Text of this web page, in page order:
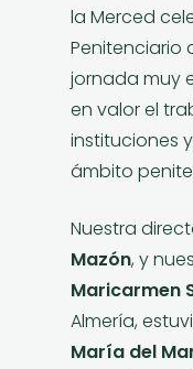
la Merced
Penitenciario
jornada muy
en valor el
instituciones
ámbito
Nuestra
Mazón, y
Maricarmen
Almería,
María del